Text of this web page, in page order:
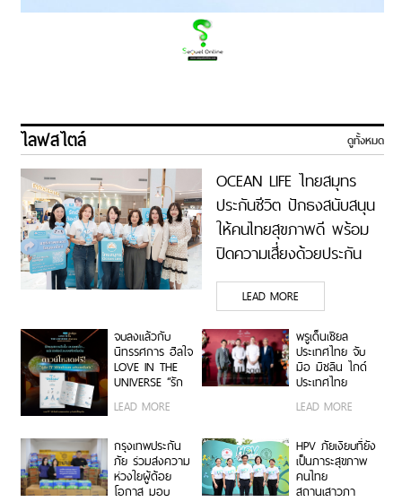
ไลฟสไตล์ ดูทั้งหมด
OCEAN LIFE ไทยสมุทร
ประกันชีวิต ปักธงสนับสนุน
ให้คนไทยสุขภาพดี พร้อม
ปิดความเสี่ยงด้วยประกัน
ชีวิต และประกันสุขภาพ ใน
งาน Good Health Great
Heart
LEAD MORE
จบลงแล้วกับ
นิทรรศการ ฮีลใจ
LOVE IN THE
UNIVERSE “รัก
แต่ความรักที่คุณ
ต้น
LEAD MORE
พรูเด็นเชียล
ประเทศไทย จับ
มือ มิชลิน ไกด์
ประเทศไทย
รณ์ไฟน์ไดนิ่งสุด
มิชลินสตาร์
สำหรับลูกค้า ttb
reserve
LEAD MORE
กรุงเทพประกัน
ภัย ร่วมส่งความ
ห่วงใยผู้ด้อย
โอกาส มอบ
HPV ภัยเงียบที่ยัง
เป็นภาระสุขภาพ
คนไทย
สถานเสาวภา